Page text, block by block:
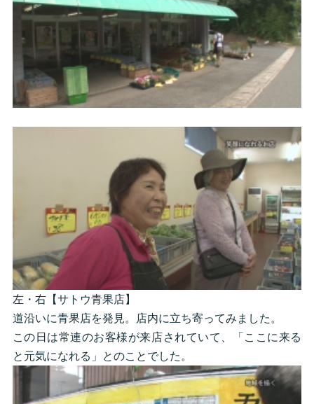
左・右【サトウ青果店】
道沿いに青果店を発見。店内に立ち寄ってみました。
この日は常連のお客様が来店されていて、「ここに来る
と元気になれる」とのことでした。